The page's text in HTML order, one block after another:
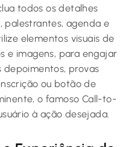
todos os detalhes
palestrantes, agenda e
elementos visuais de
e imagens, para engajar
depoimentos, provas
ou botão de
o famoso Call-to-
à ação desejada.